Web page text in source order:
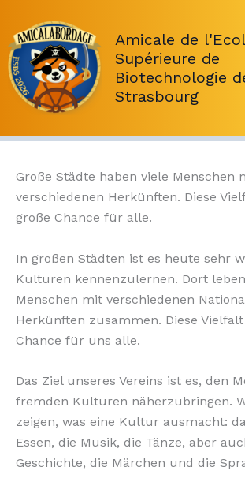
contenu
Amicale de
Supérieure de
Biotechnologie
Strasbourg
Große Städte haben viele Menschen
verschiedenen Herkünften. Diese
große Chance für alle.
In großen Städten ist es heute sehr
Kulturen kennenzulernen. Dort
Menschen mit verschiedenen
Herkünften zusammen. Diese
Chance für uns alle.
Das Ziel unseres Vereins ist es, den
fremden Kulturen näherzubringen.
zeigen, was eine Kultur ausmacht:
Essen, die Musik, die Tänze, aber
Geschichte, die Märchen und die